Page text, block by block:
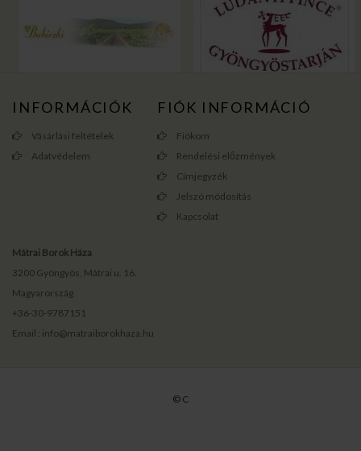
INFORMÁCIÓK
Vásárlási feltételek
Adatvédelem
FIÓK INFORMÁCIÓ
Fiókom
Rendelési előzmények
Címjegyzék
Jelszó módosítás
Kapcsolat
Mátrai Borok Háza
3200 Gyöngyös, Mátrai u. 16.
Magyarország
+36-30-9787151
Email : info@matraiborokhaza.hu
© C